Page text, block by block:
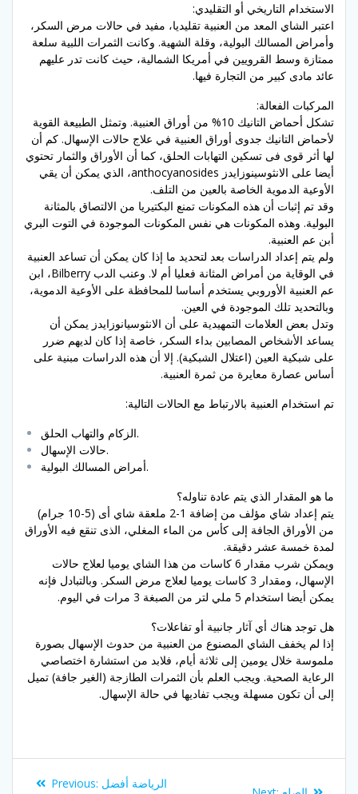
الاستخدام التاريخي أو التقليدي:
اعتبر الشاي المعد من العنبية تقليديا، مفيد في حالات مرض السكر،
وأمراض المسالك البولية، وقلة الشهية. وكانت الثمرات اللبية سلعة
ممتازة وسط القرويين في أمريكا الشمالية، حيث كانت تدر عليهم
عائد مادى كبير من التجارة فيها.
المركبات الفعالة:
تشكل أحماض التانيك 10% من أوراق العنبية. وتمثل الطبيعة القوية
لأحماض التانيك جدوى أوراق العنبية في علاج حالات الإسهال. كم أن
لها أثر قوى فى تسكين التهابات الحلق، كما أن الأوراق والثمار تحتوي
أيضا على الانثوسينوزايدز anthocyanosides، الذي يمكن أن يقي
الأوعية الدموية الخاصة بالعين من التلف.
وقد تم إثبات أن هذه المكونات تمنع البكتيريا من الالتصاق بالمثانة
البولية. وهذه المكونات هي نفس المكونات الموجودة في التوت البري
أبن عم العنبية.
ولم يتم إعداد الدراسات بعد لتحديد ما إذا كان يمكن أن تساعد العنبية
في الوقاية من أمراض المثانة فعليا أم لا. وعنب الدب Bilberry، ابن
عم العنبية الأوروبي يستخدم أساسا للمحافظة على الأوعية الدموية،
وبالتحديد تلك الموجودة في العين.
وتدل بعض العلامات التمهيدية على أن الانثوسيانوزايدز يمكن أن
يساعد الأشخاص المصابين بداء السكر، خاصة إذا كان لديهم ضرر
على شبكية العين (اعتلال الشبكية). إلا أن هذه الدراسات مبنية على
أساس عصارة معايرة من ثمرة العنبية.
تم استخدام العنبية بالارتباط مع الحالات التالية:
الزكام والتهاب الحلق.
حالات الإسهال.
أمراض المسالك البولية.
ما هو المقدار الذي يتم عادة تناوله؟
يتم إعداد شاي مؤلف من إضافة 1-2 ملعقة شاي أى (5-10 جرام)
من الأوراق الجافة إلى كأس من الماء المغلي، الذى تنقع فيه الأوراق
لمدة خمسة عشر دقيقة.
ويمكن شرب مقدار 6 كاسات من هذا الشاي يوميا لعلاج حالات
الإسهال، ومقدار 3 كاسات يوميا لعلاج مرض السكر. وبالتبادل فإنه
يمكن أيضا استخدام 5 ملي لتر من الصبغة 3 مرات في اليوم.
هل توجد هناك أي آثار جانبية أو تفاعلات؟
إذا لم يخفف الشاي المصنوع من العنبية من حدوث الإسهال بصورة
ملموسة خلال يومين إلى ثلاثة أيام، فلابد من استشارة اختصاصي
الرعاية الصحية. ويجب العلم بأن الثمرات الطازجة (الغير جافة) تميل
إلى أن تكون مسهلة ويجب تفاديها في حالة الإسهال.
PostPrevious: Previous
الرياضة أفضل
Next